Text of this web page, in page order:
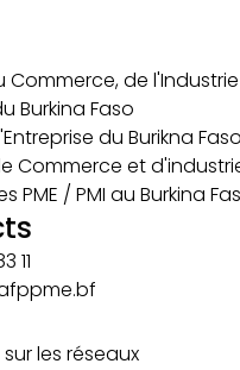
Commerce, de
Burkina Faso
du Burikna Faso
Commerce et
PME / PMI au Burkina
11
les réseaux